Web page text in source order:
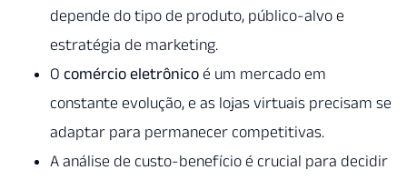
depende do tipo de produto, público-alvo e
estratégia de marketing.
O comércio eletrônico é um mercado em
constante evolução, e as lojas virtuais precisam se
adaptar para permanecer competitivas.
A análise de custo-benefício é crucial para decidir